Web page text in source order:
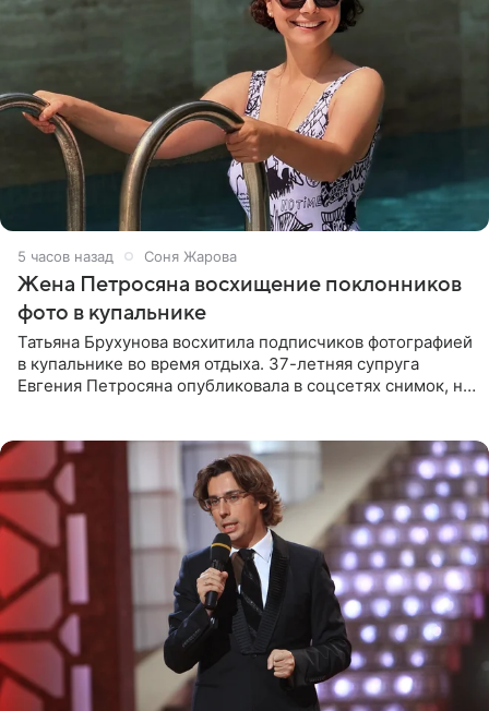
5 часов назад Соня Жарова
Жена Петросяна восхищение поклонников
фото в купальнике
Татьяна Брухунова восхитила подписчиков фотографией
в купальнике во время отдыха. 37-летняя супруга
Евгения Петросяна опубликовала в соцсетях снимок, на